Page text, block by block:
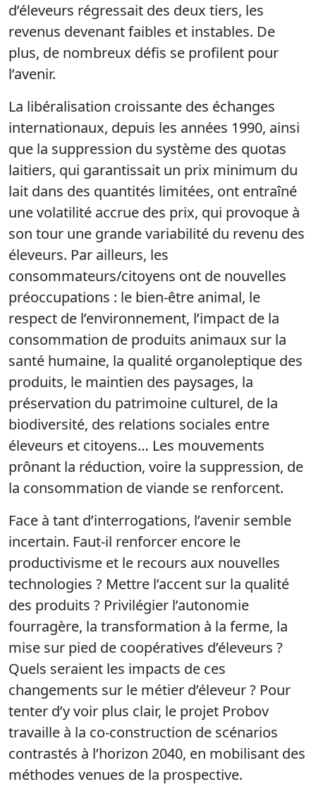
d’éleveurs régressait des deux tiers, les
revenus devenant faibles et instables. De
plus, de nombreux défis se profilent pour
l’avenir.
La libéralisation croissante des échanges
internationaux, depuis les années 1990, ainsi
que la suppression du système des quotas
laitiers, qui garantissait un prix minimum du
lait dans des quantités limitées, ont entraîné
une volatilité accrue des prix, qui provoque à
son tour une grande variabilité du revenu des
éleveurs. Par ailleurs, les
consommateurs/citoyens ont de nouvelles
préoccupations : le bien-être animal, le
respect de l’environnement, l’impact de la
consommation de produits animaux sur la
santé humaine, la qualité organoleptique des
produits, le maintien des paysages, la
préservation du patrimoine culturel, de la
biodiversité, des relations sociales entre
éleveurs et citoyens… Les mouvements
prônant la réduction, voire la suppression, de
la consommation de viande se renforcent.
Face à tant d’interrogations, l’avenir semble
incertain. Faut-il renforcer encore le
productivisme et le recours aux nouvelles
technologies ? Mettre l’accent sur la qualité
des produits ? Privilégier l’autonomie
fourragère, la transformation à la ferme, la
mise sur pied de coopératives d’éleveurs ?
Quels seraient les impacts de ces
changements sur le métier d’éleveur ? Pour
tenter d’y voir plus clair, le projet Probov
travaille à la co-construction de scénarios
contrastés à l’horizon 2040, en mobilisant des
méthodes venues de la prospective.